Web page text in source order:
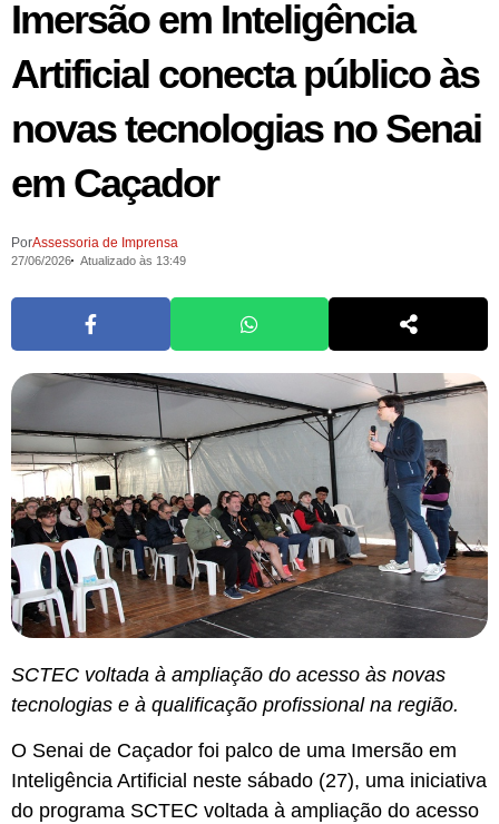
Imersão em Inteligência
Artificial conecta público às
novas tecnologias no Senai
em Caçador
PorAssessoria de Imprensa
27/06/2026 Atualizado às 13:49
SCTEC voltada à ampliação do acesso às novas
tecnologias e à qualificação profissional na região.
O Senai de Caçador foi palco de uma Imersão em
Inteligência Artificial neste sábado (27), uma iniciativa
do programa SCTEC voltada à ampliação do acesso